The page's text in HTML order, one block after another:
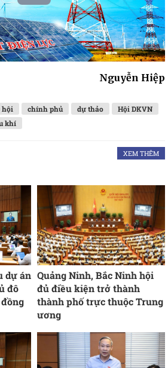
Nguyễn Hiệp
hội chính phủ dự thảo
Hội DKVN
khí
XEM THÊM
dự án
đô
Quảng Ninh, Bắc Ninh hội
đủ điều kiện trở thành
thành phố trực thuộc Trung
ương